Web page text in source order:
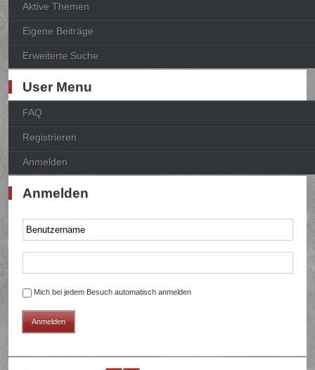
Aktive Themen
Eigene Beiträge
Erweiterte Suche
User Menu
FAQ
Registrieren
Anmelden
Anmelden
Mich bei jedem Besuch automatisch anmelden